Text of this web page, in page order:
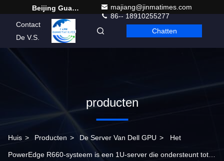
Beijing Guangtian Runze Technology Co., Ltd.
majiang@jinmatimes.com
86-- 18910255277
Contact
De V.S.
Dutch Chatten
producten
Huis > Producten > De Server Van Dell GPU > Het
PowerEdge R660-systeem is een 1U-server die ondersteunt tot